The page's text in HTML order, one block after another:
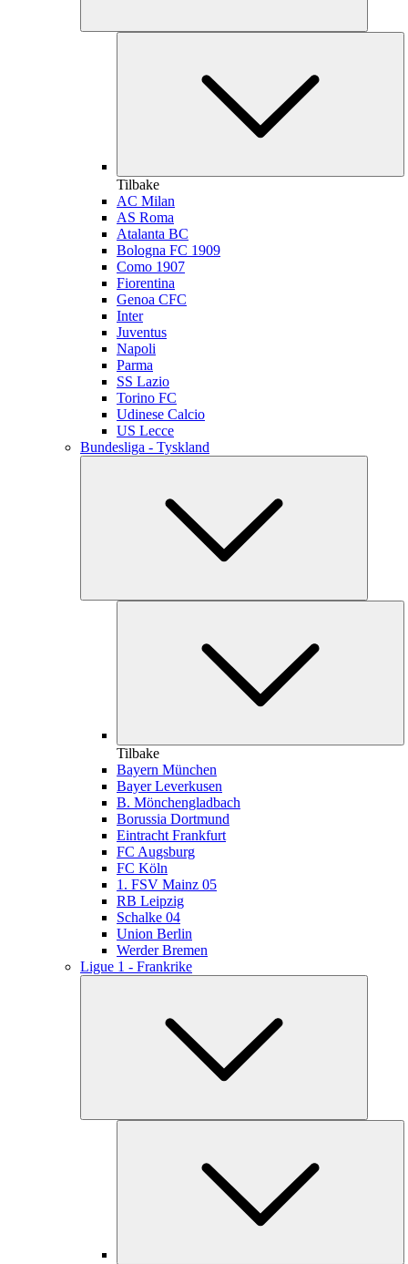
Tilbake
AC Milan
AS Roma
Atalanta BC
Bologna FC 1909
Como 1907
Fiorentina
Genoa CFC
Inter
Juventus
Napoli
Parma
SS Lazio
Torino FC
Udinese Calcio
US Lecce
Bundesliga - Tyskland
Tilbake
Bayern München
Bayer Leverkusen
B. Mönchengladbach
Borussia Dortmund
Eintracht Frankfurt
FC Augsburg
FC Köln
1. FSV Mainz 05
RB Leipzig
Schalke 04
Union Berlin
Werder Bremen
Ligue 1 - Frankrike